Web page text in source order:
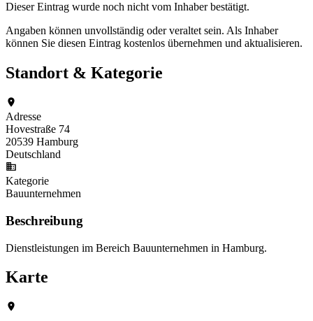
Dieser Eintrag wurde noch nicht vom Inhaber bestätigt.
Angaben können unvollständig oder veraltet sein. Als Inhaber
können Sie diesen Eintrag kostenlos übernehmen und aktualisieren.
Standort & Kategorie
Adresse
Hovestraße 74
20539 Hamburg
Deutschland
Kategorie
Bauunternehmen
Beschreibung
Dienstleistungen im Bereich Bauunternehmen in Hamburg.
Karte